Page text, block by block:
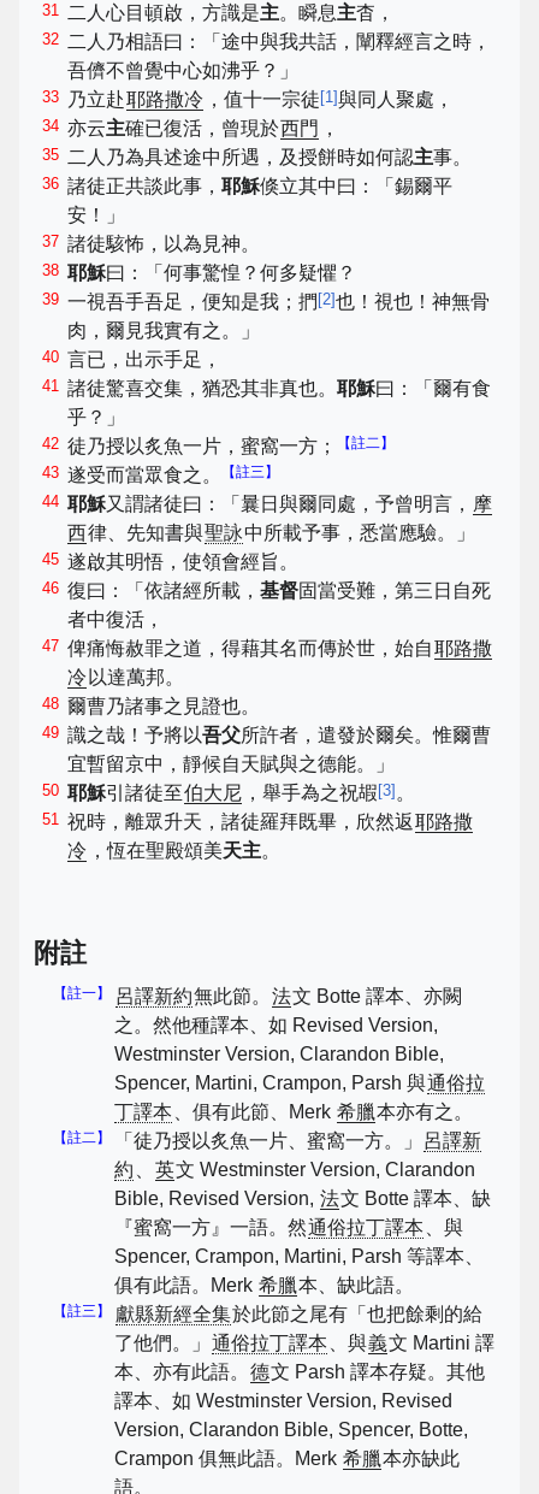
31 二人心目頓啟，方識是主。瞬息主杳，
32 二人乃相語曰：「途中與我共話，闡釋經言之時，
吾儕不曾覺中心如沸乎？」
33 乃立赴耶路撒冷 ，值十一宗徒 [1]與同人聚處，
34 亦云主確已復活，曾現於西門 ，
35 二人乃為具述途中所遇，及授餅時如何認主事。
36 諸徒正共談此事，耶穌倏立其中曰：「錫爾平
安！」
37 諸徒駭怖，以為見神。
38 耶穌曰：「何事驚惶？何多疑懼？
39 一視吾手吾足，便知是我；捫 [2]也！視也！神無骨
肉，爾見我實有之。」
40 言已，出示手足，
41 諸徒驚喜交集，猶恐其非真也。耶穌曰：「爾有食
乎？」
42 徒乃授以炙魚一片，蜜窩一方； 【註二】
43 遂受而當眾食之。 【註三】
44 耶穌又謂諸徒曰：「曩日與爾同處，予曾明言， 摩
西律、先知書與聖詠中所載予事，悉當應驗。」
45 遂啟其明悟，使領會經旨。
46 復曰：「依諸經所載，基督固當受難，第三日自死
者中復活，
47 俾痛悔赦罪之道，得藉其名而傳於世，始自耶路撒
冷以達萬邦。
48 爾曹乃諸事之見證也。
49 識之哉！予將以吾父所許者，遣發於爾矣。惟爾曹
宜暫留京中，靜候自天賦與之德能。」
50 耶穌引諸徒至伯大尼 ，舉手為之祝嘏 [3] 。
51 祝時，離眾升天，諸徒羅拜既畢，欣然返耶路撒
冷 ，恆在聖殿頌美天主。
附註
【註一】 呂譯新約無此節。 法文 Botte 譯本、亦闕
之。然他種譯本、如 Revised Version,
Westminster Version, Clarandon Bible,
Spencer, Martini, Crampon, Parsh 與通俗拉
丁譯本 、俱有此節、Merk 希臘本亦有之。
【註二】 「徒乃授以炙魚一片、蜜窩一方。」
呂譯新
約 、 英文 Westminster Version, Clarandon
Bible, Revised Version, 法文 Botte 譯本、缺
『蜜窩一方』一語。然通俗拉丁譯本 、與
Spencer, Crampon, Martini, Parsh 等譯本、
俱有此語。Merk 希臘本、缺此語。
【註三】 獻縣新經全集於此節之尾有「也把餘剩的給
了他們。」 通俗拉丁譯本 、與義文 Martini 譯
本、亦有此語。 德文 Parsh 譯本存疑。其他
譯本、如 Westminster Version, Revised
Version, Clarandon Bible, Spencer, Botte,
Crampon 俱無此語。Merk 希臘本亦缺此
語。